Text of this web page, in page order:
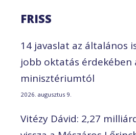
FRISS
14 javaslat az általános
jobb oktatás érdekében
minisztériumtól
2026. augusztus 9.
Vitézy Dávid: 2,27